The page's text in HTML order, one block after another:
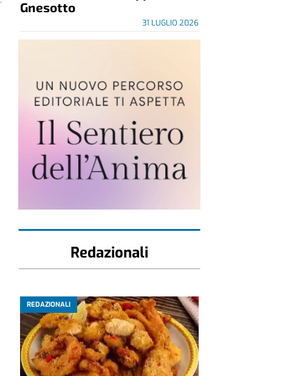
Gnesotto
31 LUGLIO 2026
Redazionali
REDAZIONALI